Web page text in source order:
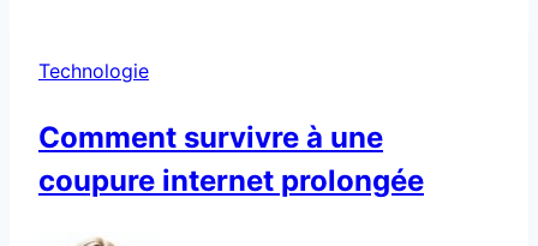
manque
temps
Technologie
Comment survivre à une
coupure internet prolongée